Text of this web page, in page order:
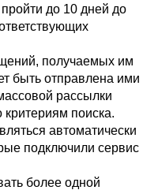
до 10 дней до
получаемых им
быть отправлена ими
рассылки
поиска.
автоматически
подключили сервис
более одной